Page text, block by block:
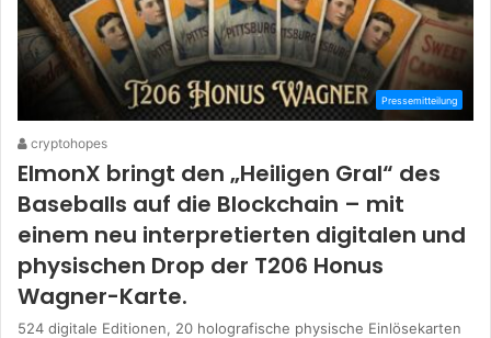
Pressemitteilung
cryptohopes
ElmonX bringt den „Heiligen Gral“ des
Baseballs auf die Blockchain – mit
einem neu interpretierten digitalen und
physischen Drop der T206 Honus
Wagner-Karte.
524 digitale Editionen, 20 holografische physische Einlösekarten